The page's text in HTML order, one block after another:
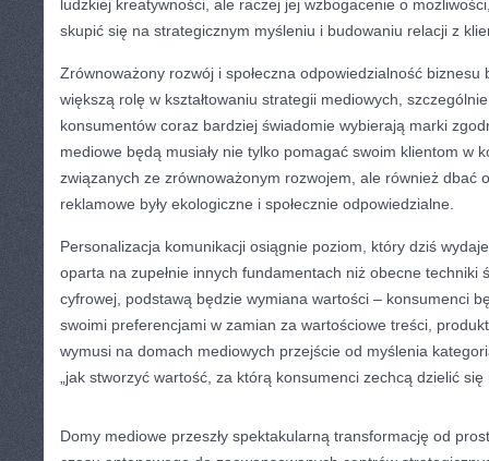
ludzkiej kreatywności, ale raczej jej wzbogacenie o
skupić się na strategicznym myśleniu i budowaniu relacji z
Zrównoważony rozwój i społeczna odpowiedzialność biznesu
większą rolę w kształtowaniu strategii mediowych,
konsumentów coraz bardziej świadomie wybierają marki
mediowe będą musiały nie tylko pomagać swoim klientom w
związanych ze zrównoważonym rozwojem, ale również dbać
reklamowe były ekologiczne i społecznie odpowiedzialne.
Personalizacja komunikacji osiągnie poziom, który dziś
oparta na zupełnie innych fundamentach niż obecne techniki
cyfrowej, podstawą będzie wymiana wartości – konsumenci
swoimi preferencjami w zamian za wartościowe treści,
wymusi na domach mediowych przejście od myślenia
„jak stworzyć wartość, za którą konsumenci zechcą dzielić się
Domy mediowe przeszły spektakularną transformację od